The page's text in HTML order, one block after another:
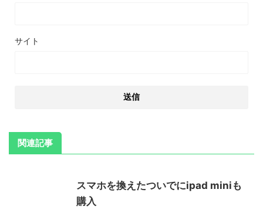
サイト
関連記事
スマホを換えたついでにipad miniも
購入